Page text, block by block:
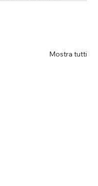
Mostra tutti